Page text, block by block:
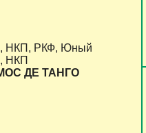
НКП, РКФ, Юный
НКП
ДЕ ТАНГО